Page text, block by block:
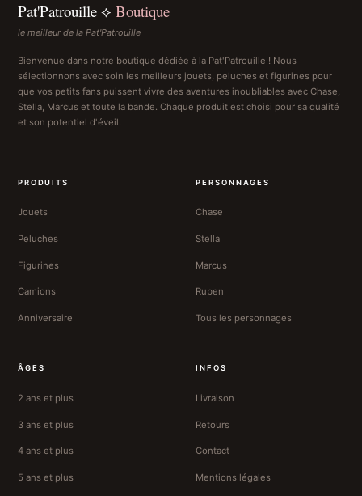
Pat'Patrouille ⟡ Boutique
le meilleur de la Pat'Patrouille
Bienvenue dans notre boutique dédiée à la Pat'Patrouille ! Nous
sélectionnons avec soin les meilleurs jouets, peluches et figurines pour
que vos petits fans puissent vivre des aventures inoubliables avec Chase,
Stella, Marcus et toute la bande. Chaque produit est choisi pour sa qualité
et son potentiel d'éveil.
PRODUITS
Jouets
Peluches
Figurines
Camions
Anniversaire
PERSONNAGES
Chase
Stella
Marcus
Ruben
Tous les personnages
ÂGES
2 ans et plus
3 ans et plus
4 ans et plus
5 ans et plus
INFOS
Livraison
Retours
Contact
Mentions légales